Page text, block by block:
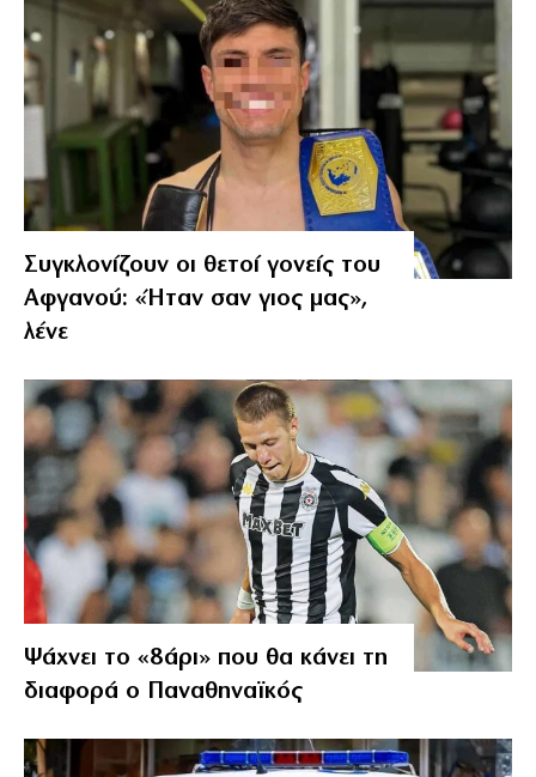
Συγκλονίζουν οι θετοί γονείς του
Αφγανού: «Ήταν σαν γιος μας»,
λένε
Ψάχνει το «8άρι» που θα κάνει τη
διαφορά ο Παναθηναϊκός